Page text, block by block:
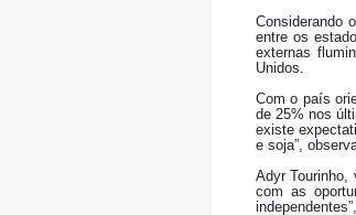
Considerando
entre os
externas
Unidos.
Com o país
de 25% nos
existe
e soja”,
Adyr Tourinho,
com as